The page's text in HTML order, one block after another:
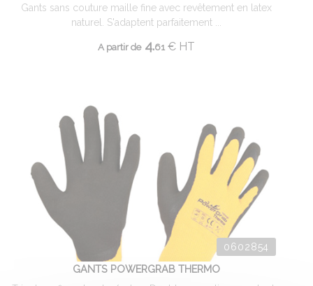
Gants sans couture maille fine avec revêtement en latex
naturel. S'adaptent parfaitement ...
A partir de4.61 €HT
0602854
GANTS POWERGRAB THERMO